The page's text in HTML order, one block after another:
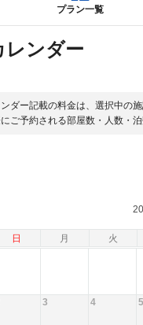
プラン一覧
レンダー
ダー記載の料金は、選択中の
ご予約される部屋数・人数・
日 月 火
3 4 5